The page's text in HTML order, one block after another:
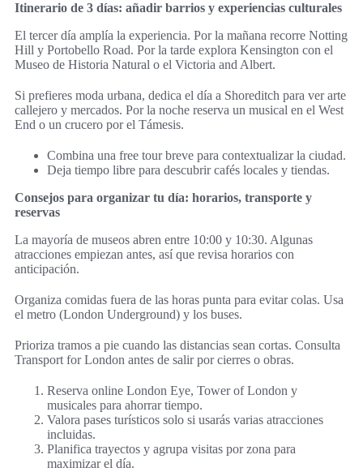
Itinerario de 3 días: añadir barrios y experiencias culturales
El tercer día amplía la experiencia. Por la mañana recorre Notting
Hill y Portobello Road. Por la tarde explora Kensington con el
Museo de Historia Natural o el Victoria and Albert.
Si prefieres moda urbana, dedica el día a Shoreditch para ver arte
callejero y mercados. Por la noche reserva un musical en el West
End o un crucero por el Támesis.
Combina una free tour breve para contextualizar la ciudad.
Deja tiempo libre para descubrir cafés locales y tiendas.
Consejos para organizar tu día: horarios, transporte y
reservas
La mayoría de museos abren entre 10:00 y 10:30. Algunas
atracciones empiezan antes, así que revisa horarios con
anticipación.
Organiza comidas fuera de las horas punta para evitar colas. Usa
el metro (London Underground) y los buses.
Prioriza tramos a pie cuando las distancias sean cortas. Consulta
Transport for London antes de salir por cierres o obras.
Reserva online London Eye, Tower of London y
musicales para ahorrar tiempo.
Valora pases turísticos solo si usarás varias atracciones
incluidas.
Planifica trayectos y agrupa visitas por zona para
maximizar el día.